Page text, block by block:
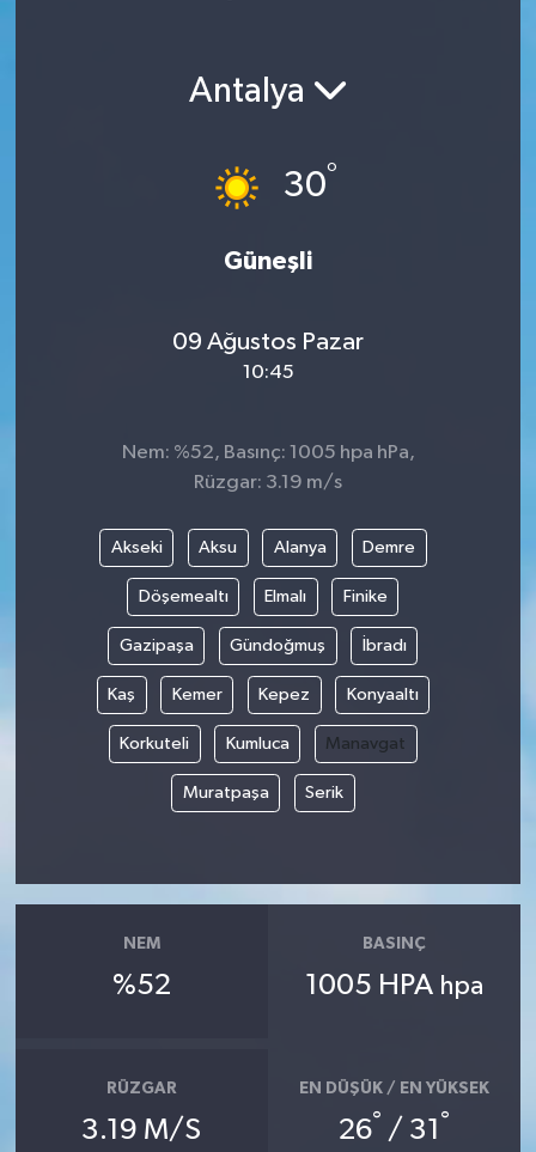
Antalya
30°
Güneşli
09 Ağustos Pazar
10:45
Nem: %52, Basınç: 1005 hpa hPa,
Rüzgar: 3.19 m/s
Akseki Aksu Alanya Demre
Döşemealtı Elmalı Finike
Gazipaşa Gündoğmuş İbradı
Kaş Kemer Kepez Konyaaltı
Korkuteli Kumluca Manavgat
Muratpaşa Serik
NEM
%52
BASINÇ
1005 HPA hpa
RÜZGAR
3.19 M/S
EN DÜŞÜK / EN YÜKSEK
26° / 31 °